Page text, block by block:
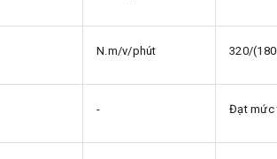
N.m/v/phút 320/
- Đạt mức